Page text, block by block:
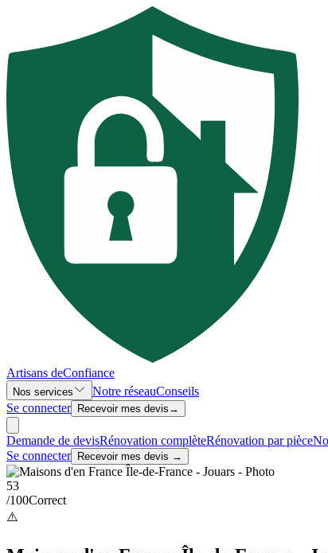
Artisans deConfiance
Nos services Notre réseauConseils
Se connecter
Recevoir mes devis →
Demande de devisRénovation complèteRénovation par pièce
Se connecter
Recevoir mes devis →
53
/100Correct
⚠️